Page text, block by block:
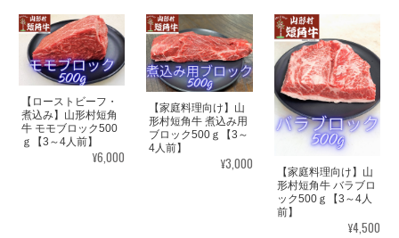
【焼肉単品】山形村短角牛 赤身200ｇ(3mmスライス)【1〜2人前】
2026/08/03
赤身で臭みもなくいつもお塩だけで、アッサリ頂けるし肉の味が
大好きで、いつも美味しく頂いてます。 暑い中いつも、山形牛を
育ててありがとうございます。出会えて大変嬉しく思ってます。
この度は素敵なレビューをいただきまし
て大変光栄です。塩コショウでのお召し
上がり方をオススメしておりますので、
【ローストビーフ・
煮込み】山形村短角
牛 モモブロック500
ｇ【3～4人前】
¥6,000
【家庭料理向け】山
形村短角牛 煮込み用
ブロック500ｇ【3～
4人前】
¥3,000
【家庭料理向け】山
形村短角牛 バラブロ
ック500ｇ【3～4人
前】
¥4,500